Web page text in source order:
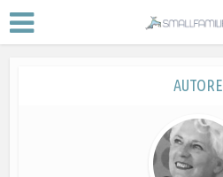
AUTORE